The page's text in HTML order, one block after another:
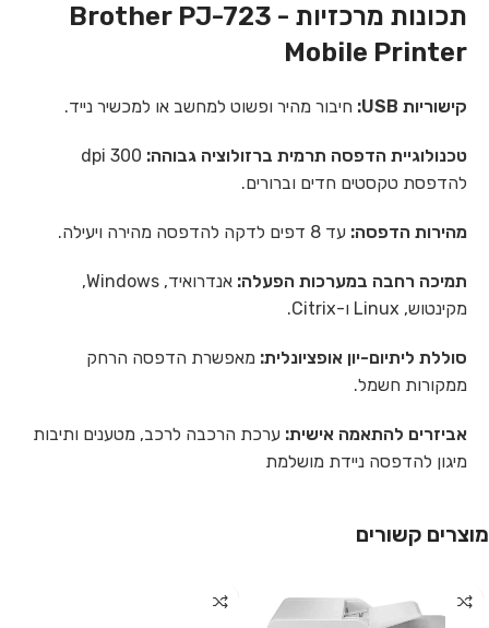
תכונות מרכזיות - Brother PJ-723
Mobile Printer
קישוריות USB: חיבור מהיר ופשוט למחשב או למכשיר נייד.
טכנולוגיית הדפסה תרמית ברזולוציה גבוהה:
300 dpi
להדפסת טקסטים חדים וברורים.
מהירות הדפסה: עד 8 דפים לדקה להדפסה מהירה ויעילה.
תמיכה רחבה במערכות הפעלה:
אנדרואיד, Windows,
מקינטוש, Linux ו-Citrix.
סוללת ליתיום-יון אופציונלית: מאפשרת הדפסה הרחק
ממקורות חשמל.
אביזרים להתאמה אישית: ערכת הרכבה לרכב, מטענים ותיבות
מיגון להדפסה ניידת מושלמת
מוצרים קשורים